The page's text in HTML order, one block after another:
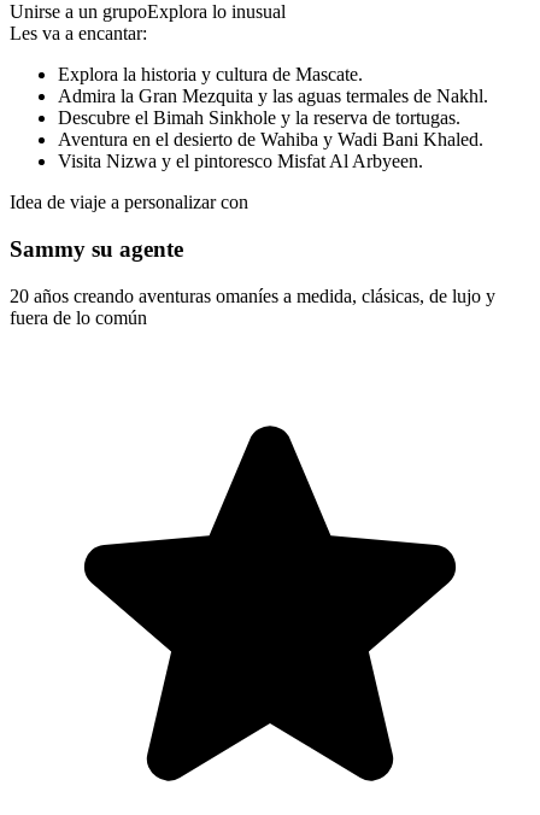
Unirse a un grupoExplora lo inusual
Les va a encantar:
Explora la historia y cultura de Mascate.
Admira la Gran Mezquita y las aguas termales de Nakhl.
Descubre el Bimah Sinkhole y la reserva de tortugas.
Aventura en el desierto de Wahiba y Wadi Bani Khaled.
Visita Nizwa y el pintoresco Misfat Al Arbyeen.
Idea de viaje a personalizar con
Sammy su agente
20 años creando aventuras omaníes a medida, clásicas, de lujo y
fuera de lo común